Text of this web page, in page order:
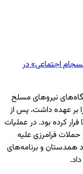
اجتماعی» در
نیروهای مسلح
بر عهده داشت، پس از
کرده بود. در عملیات
فرامرزی علیه
همدستان و برنامه‌های